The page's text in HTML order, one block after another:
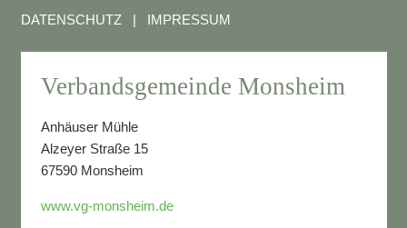
DATENSCHUTZ| IMPRESSUM
Verbandsgemeinde Monsheim
Anhäuser Mühle
Alzeyer Straße 15
67590 Monsheim
www.vg-monsheim.de